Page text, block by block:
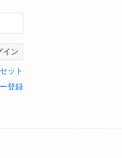
ット
登録